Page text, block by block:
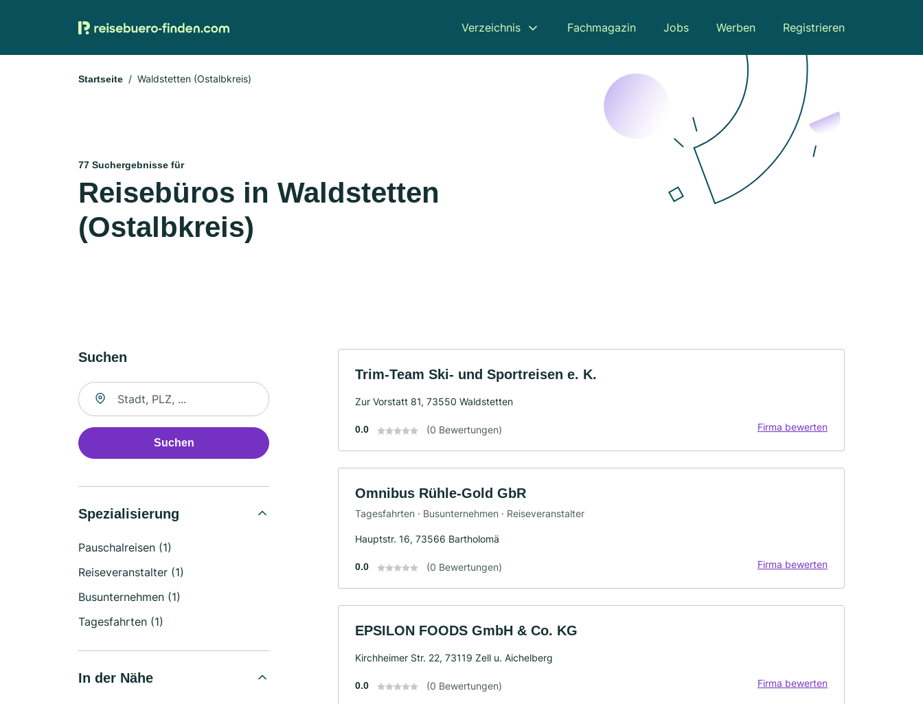
Verzeichnis Fachmagazin Jobs Werben Registrieren
Startseite Waldstetten (Ostalbkreis)
77 Suchergebnisse für
Reisebüros in Waldstetten
(Ostalbkreis)
Suchen
Suche nach Ort
Suchen
Spezialisierung
Pauschalreisen (1)
Reiseveranstalter (1)
Busunternehmen (1)
Tagesfahrten (1)
In der Nähe
Trim-Team Ski- und Sportreisen e. K.
Zur Vorstatt 81, 73550 Waldstetten
0.0 (0 Bewertungen) Firma bewerten
Omnibus Rühle-Gold GbR
Tagesfahrten · Busunternehmen · Reiseveranstalter
Hauptstr. 16, 73566 Bartholomä
0.0 (0 Bewertungen) Firma bewerten
EPSILON FOODS GmbH & Co. KG
Kirchheimer Str. 22, 73119 Zell u. Aichelberg
0.0 (0 Bewertungen) Firma bewerten